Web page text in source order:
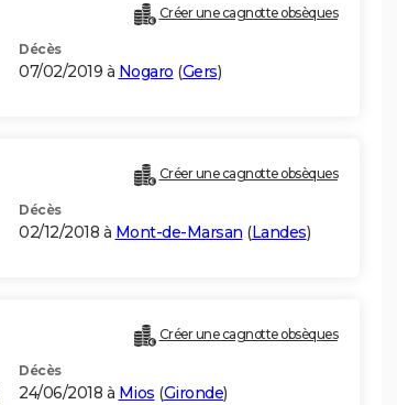
Créer une cagnotte obsèques
Décès
07/02/2019 à Nogaro (Gers)
Créer une cagnotte obsèques
Décès
02/12/2018 à Mont-de-Marsan (Landes)
Créer une cagnotte obsèques
Décès
24/06/2018 à Mios (Gironde)